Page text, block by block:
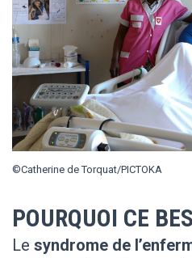
©Catherine de Torquat/PICTOKA
POURQUOI CE
Le syndrome de